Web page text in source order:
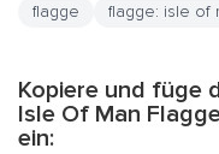
flagge flagge: isle of
Kopiere und füge
Isle Of Man
ein: